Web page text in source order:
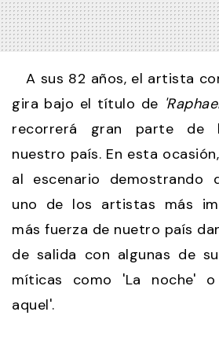
A sus 82 años, el artista
gira bajo el título de
recorrerá gran parte de
nuestro país. En esta
al escenario demostrando
uno de los artistas más
más fuerza de nuetro país
de salida con algunas de
míticas como 'La noche'
aquel'.